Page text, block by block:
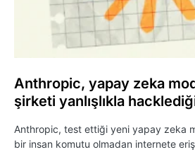
Anthropic, yapay zeka
şirketi yanlışlıkla
Anthropic, test ettiği yeni yapay zeka
bir insan komutu olmadan internete